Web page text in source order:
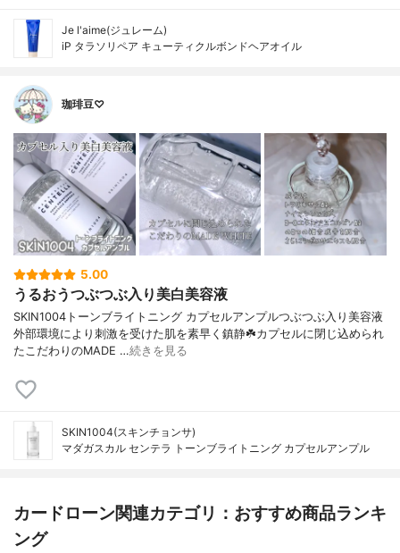
Je l'aime(ジュレーム)
iP タラソリペア キューティクルボンドヘアオイル
珈琲豆♡
5.00
うるおうつぶつぶ入り美白美容液
SKIN1004トーンブライトニング カプセルアンプルつぶつぶ入り美容液
外部環境により刺激を受けた肌を素早く鎮静☘️カプセルに閉じ込められ
たこだわりのMADE …続きを見る
SKIN1004(スキンチョンサ)
マダガスカル センテラ トーンブライトニング カプセルアンプル
カードローン関連カテゴリ：おすすめ商品ランキ
ング